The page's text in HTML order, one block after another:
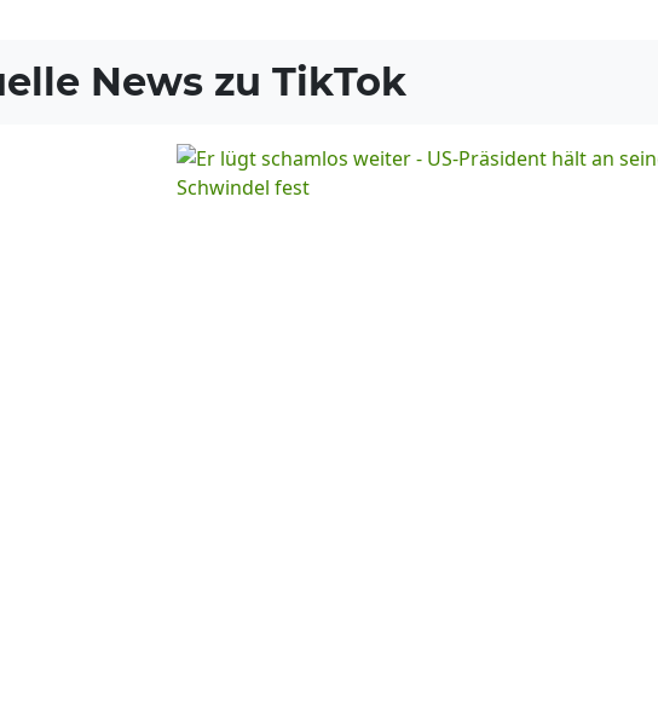
News zu TikTok